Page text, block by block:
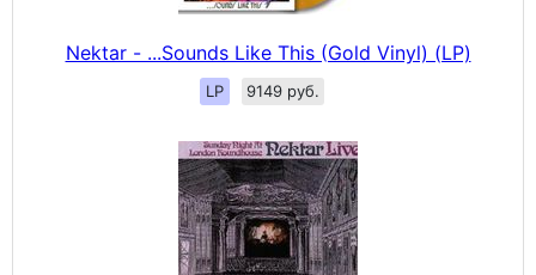
Nektar - ...Sounds Like This (Gold Vinyl) (LP)
LP 9149 руб.